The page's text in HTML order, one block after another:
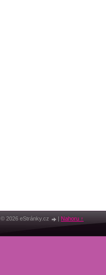
© 2026 eStránky.cz | Nahoru ↑